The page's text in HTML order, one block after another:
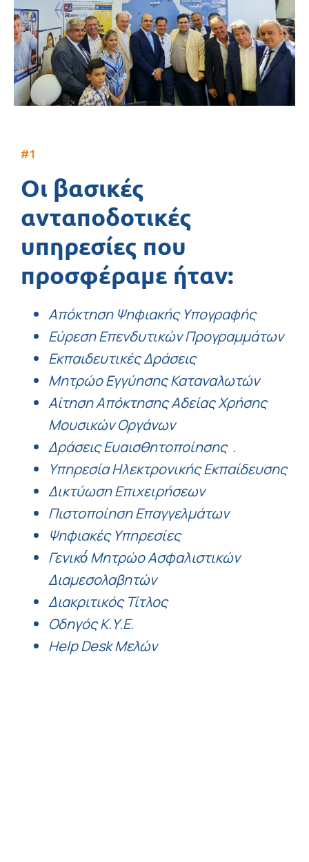
#1
Οι βασικές
ανταποδοτικές
υπηρεσίες που
προσφέραμε ήταν:
Απόκτηση Ψηφιακής Υπογραφής
Εύρεση Επενδυτικών Προγραμμάτων
Εκπαιδευτικές Δράσεις
Μητρώο Εγγύησης Καταναλωτών
Αίτηση Απόκτησης Αδείας Χρήσης
Μουσικών Οργάνων
Δράσεις Ευαισθητοποίησης .
Υπηρεσία Ηλεκτρονικής Εκπαίδευσης
Δικτύωση Επιχειρήσεων
Πιστοποίηση Επαγγελμάτων
Ψηφιακές Υπηρεσίες
Γενικό́ Μητρώο Ασφαλιστικών
Διαμεσολαβητών
Διακριτικός Τίτλος
Οδηγός Κ.Υ.Ε.
Help Desk Μελών